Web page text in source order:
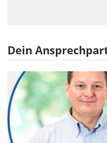
Dein